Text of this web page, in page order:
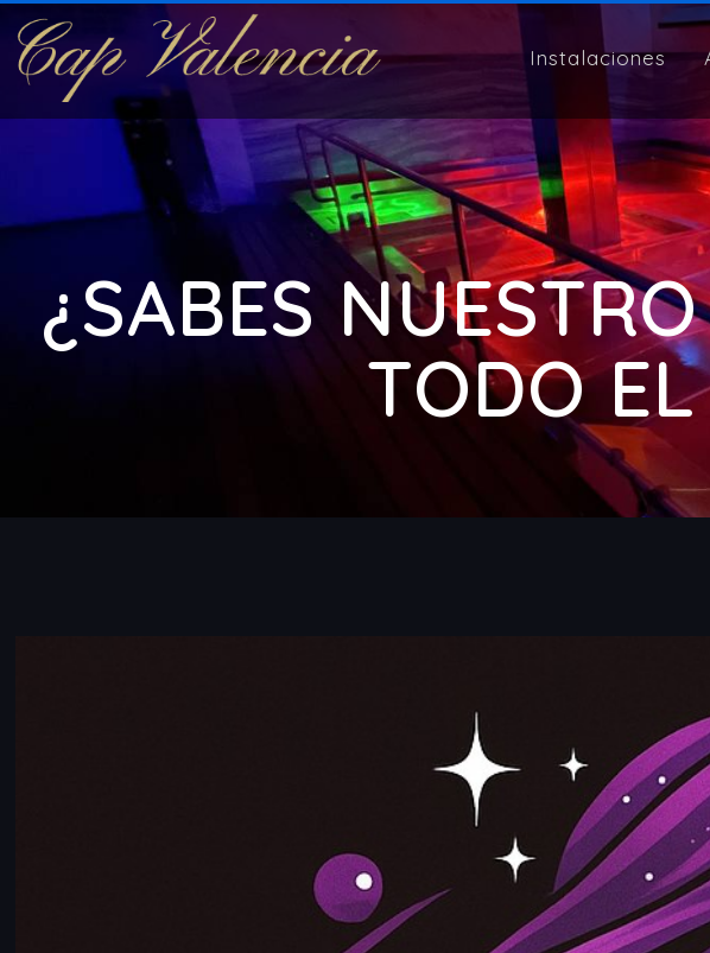
Instalaciones
¿SABES NUESTRO
TODO